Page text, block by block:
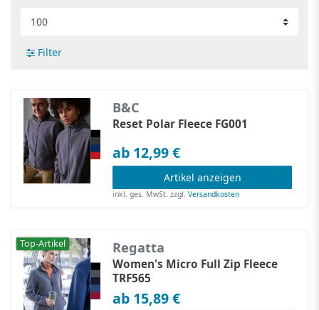
Filter
B&C
Reset Polar Fleece FG001
ab 12,99 €
Artikel anzeigen
inkl. ges. MwSt. zzgl.Versandkosten
Top-Artikel Regatta
Women's Micro Full Zip Fleece
TRF565
ab 15,89 €